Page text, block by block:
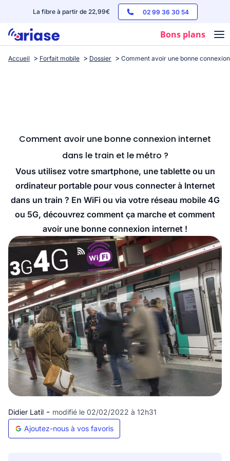
La fibre à partir de 22,99€ 02 99 36 30 54
Bons plans
Box internet
Accueil Forfait mobile Dossier Comment avoir une bonne
Comment avoir une bonne connexion internet
dans le train et le métro ?
Vous utilisez votre smartphone, une tablette ou un
ordinateur portable pour vous connecter à Internet
dans un train ? En WiFi ou via votre réseau mobile 4G
ou 5G, découvrez comment ça marche et comment
avoir une bonne connexion internet !
Didier Latil - modifié le 02/02/2022 à 12h31
Ajoutez-nous à vos favoris